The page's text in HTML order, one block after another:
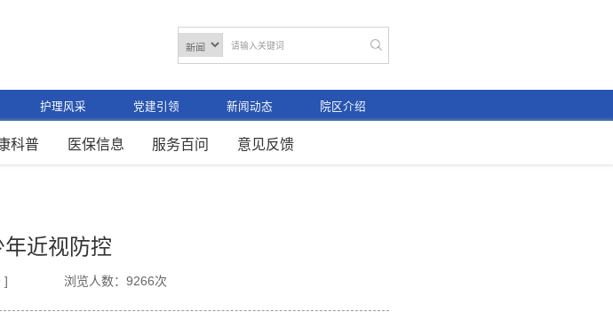
护理风采 党建引领 新闻动态 院区介绍
科普 医保信息 服务百问 意见反馈
年近视防控
] 浏览人数：9266次